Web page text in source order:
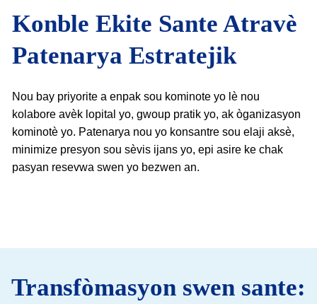
Konble Ekite Sante Atravè
Patenarya Estratejik
Nou bay priyorite a enpak sou kominote yo lè nou
kolabore avèk lopital yo, gwoup pratik yo, ak òganizasyon
kominotè yo. Patenarya nou yo konsantre sou elaji aksè,
minimize presyon sou sèvis ijans yo, epi asire ke chak
pasyan resevwa swen yo bezwen an.
Transfòmasyon swen sante: